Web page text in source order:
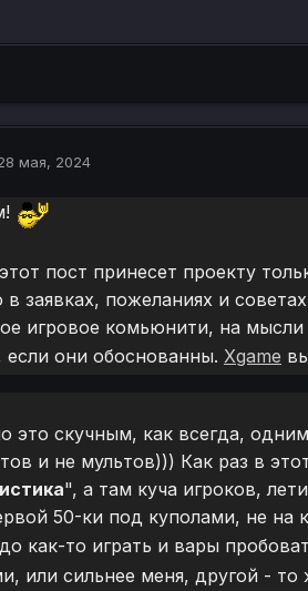
мая, 2024
пост принесет проекту
в заявках, пожеланиях и
игровое комьюнити, на
если они обоснованны. Xgame
это скучным, как всегда,
и не мультов))) Как раз в
", а там куча игроков,
50-ки под куполами, не на
как-то играть и вары
или сильнее меня, другой -